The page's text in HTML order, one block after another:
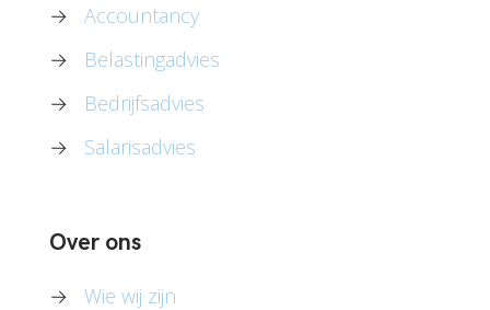
→
Accountancy
→
Belastingadvies
→
Bedrijfsadvies
→
Salarisadvies
Over ons
→
Wie wij zijn